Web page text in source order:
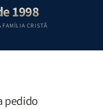
1998
FAMÍLIA CRISTÃ
pedido